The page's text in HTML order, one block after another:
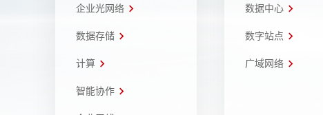
企业光网络
数据存储
计算
智能协作
数据中心
数字站点
广域网络